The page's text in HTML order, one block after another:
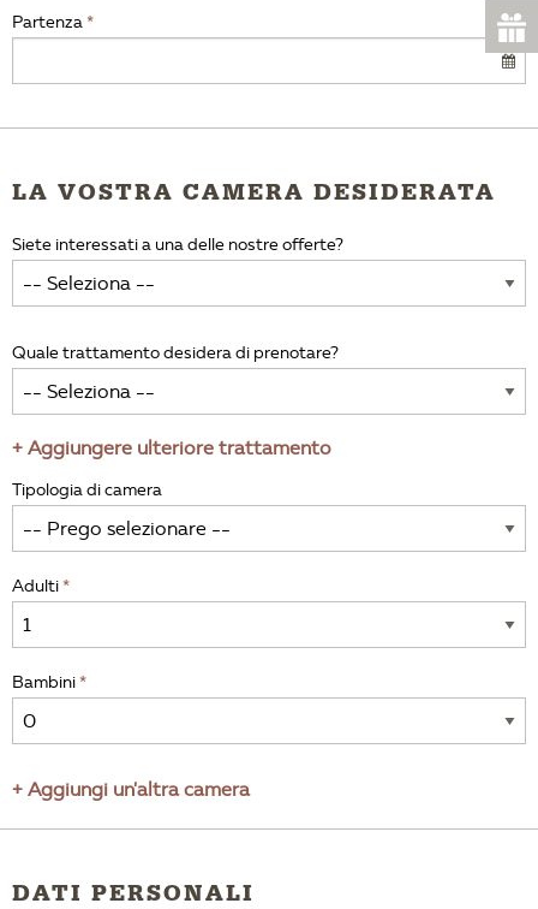
Partenza
LA VOSTRA CAMERA DESIDERATA
Siete interessati a una delle nostre offerte?
Quale trattamento desidera di prenotare?
+ Aggiungere ulteriore trattamento
Tipologia di camera
Adulti
Bambini
+ Aggiungi un'altra camera
DATI PERSONALI